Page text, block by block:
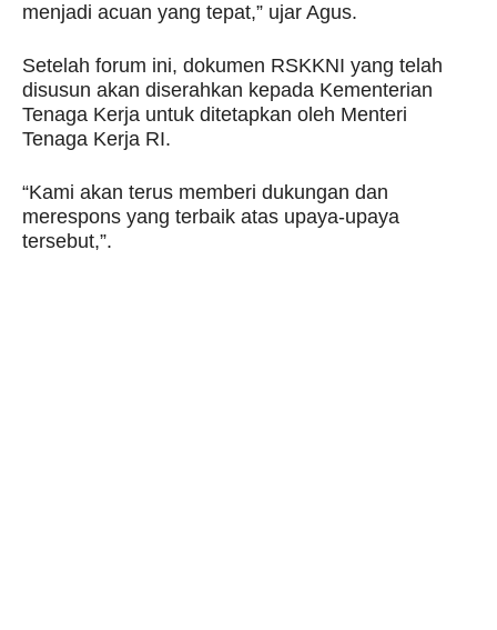
menjadi acuan yang tepat,” ujar Agus.
Setelah forum ini, dokumen RSKKNI yang telah
disusun akan diserahkan kepada Kementerian
Tenaga Kerja untuk ditetapkan oleh Menteri
Tenaga Kerja RI.
“Kami akan terus memberi dukungan dan
merespons yang terbaik atas upaya-upaya
tersebut,”.